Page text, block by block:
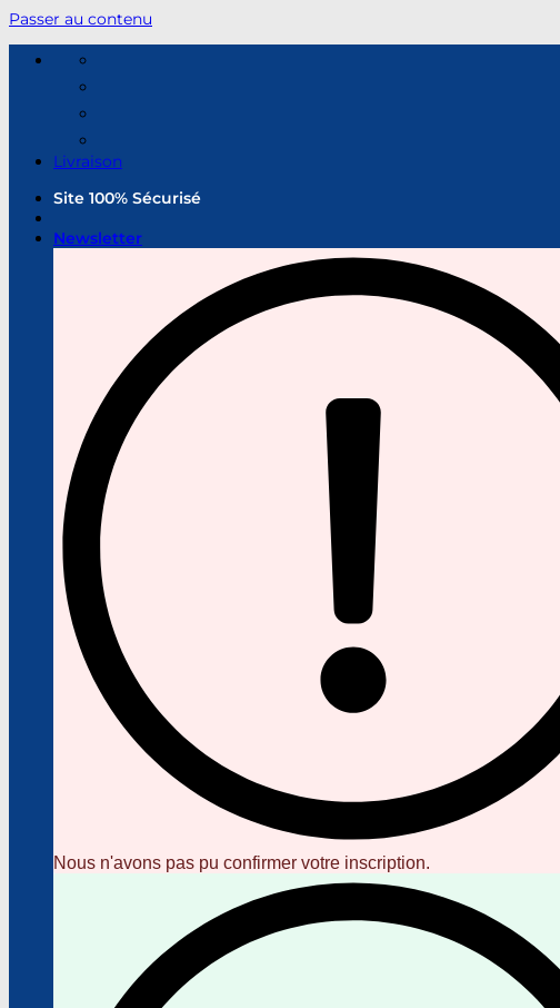
Passer au contenu
Livraison
Site 100% Sécurisé
Newsletter
Nous n'avons pas pu confirmer votre inscription.